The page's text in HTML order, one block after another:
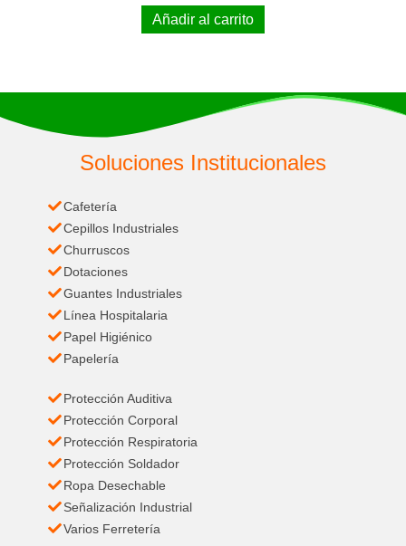
Añadir al carrito
Soluciones Institucionales
Cafetería
Cepillos Industriales
Churruscos
Dotaciones
Guantes Industriales
Línea Hospitalaria
Papel Higiénico
Papelería
Protección Auditiva
Protección Corporal
Protección Respiratoria
Protección Soldador
Ropa Desechable
Señalización Industrial
Varios Ferretería